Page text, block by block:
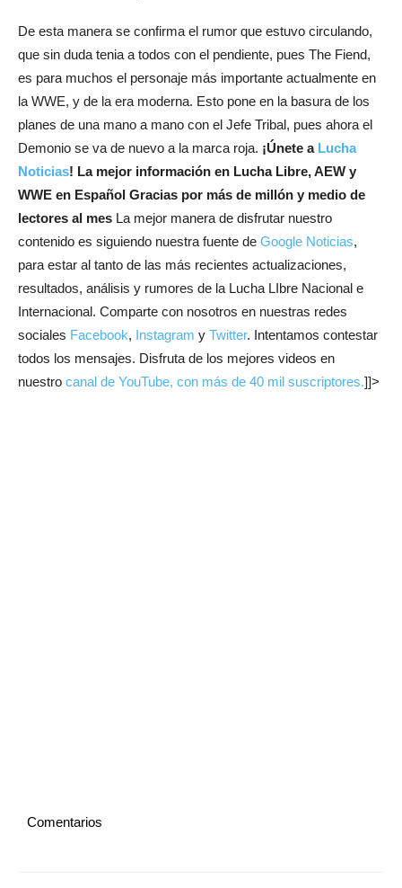
De esta manera se confirma el rumor que estuvo circulando,
que sin duda tenia a todos con el pendiente, pues The Fiend,
es para muchos el personaje más importante actualmente en
la WWE, y de la era moderna. Esto pone en la basura de los
planes de una mano a mano con el Jefe Tribal, pues ahora el
Demonio se va de nuevo a la marca roja. ¡Únete a Lucha
Noticias! La mejor información en Lucha Libre, AEW y
WWE en Español Gracias por más de millón y medio de
lectores al mes La mejor manera de disfrutar nuestro
contenido es siguiendo nuestra fuente de Google Noticias,
para estar al tanto de las más recientes actualizaciones,
resultados, análisis y rumores de la Lucha LIbre Nacional e
Internacional. Comparte con nosotros en nuestras redes
sociales Facebook, Instagram y Twitter. Intentamos contestar
todos los mensajes. Disfruta de los mejores videos en
nuestro canal de YouTube, con más de 40 mil suscriptores.]]>
Comentarios